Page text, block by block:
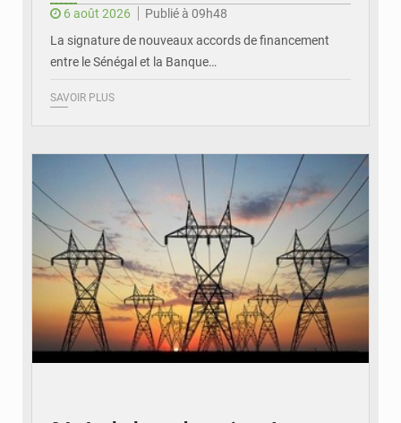
6 août 2026
Publié à 09h48
La signature de nouveaux accords de financement
entre le Sénégal et la Banque…
SAVOIR PLUS